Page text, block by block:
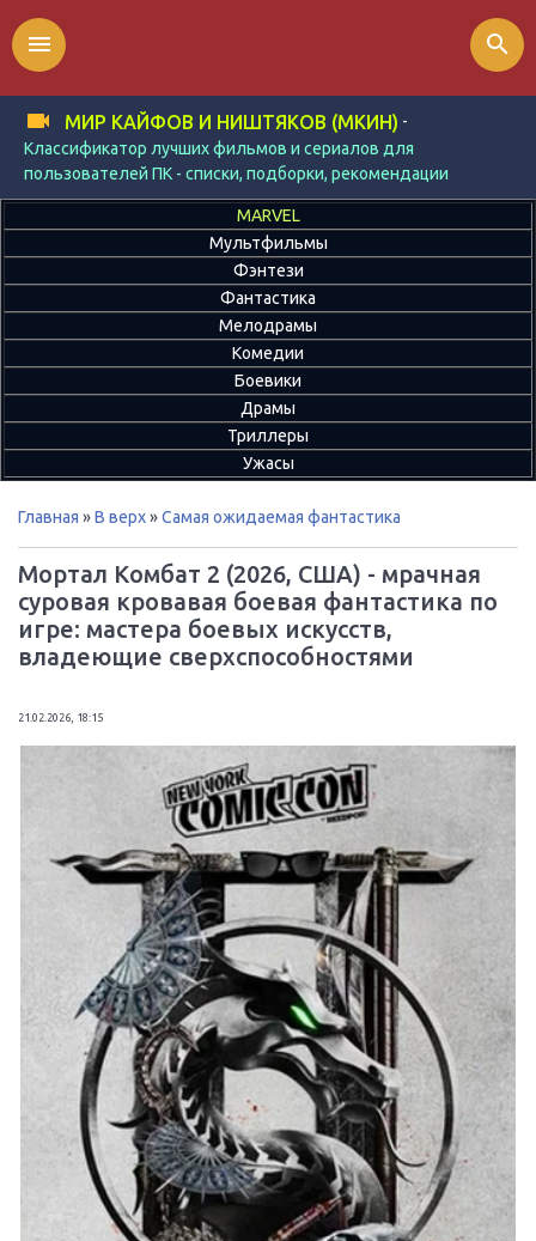
МИР КАЙФОВ И НИШТЯКОВ (МКИН) -
Классификатор лучших фильмов и сериалов для
пользователей ПК - списки, подборки, рекомендации
menu search
MARVEL
Мультфильмы
Фэнтези
Фантастика
Мелодрамы
Комедии
Боевики
Драмы
Триллеры
Ужасы
Главная »В верх»Самая ожидаемая фантастика
Мортал Комбат 2 (2026, США) - мрачная
суровая кровавая боевая фантастика по
игре: мастера боевых искусств,
владеющие сверхспособностями
21.02.2026, 18:15